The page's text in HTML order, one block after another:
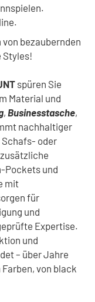
bezaubernden
Styles!
spüren Sie
Material und
, Businesstasche,
nachhaltiger
oder
Pockets und
mit
für
und
Expertise.
und
– über Jahre
von black